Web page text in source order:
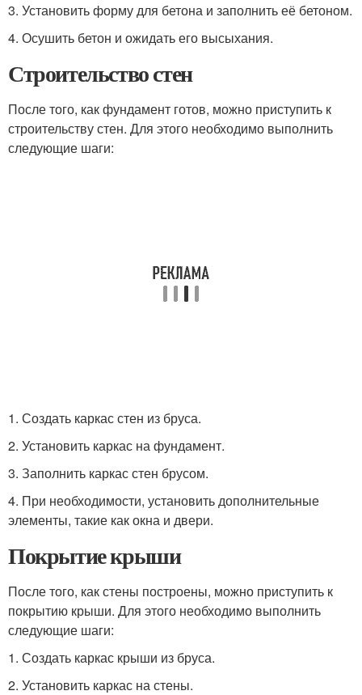
3. Установить форму для бетона и заполнить её бетоном.
4. Осушить бетон и ожидать его высыхания.
Строительство стен
После того, как фундамент готов, можно приступить к
строительству стен. Для этого необходимо выполнить
следующие шаги:
1. Создать каркас стен из бруса.
2. Установить каркас на фундамент.
3. Заполнить каркас стен брусом.
4. При необходимости, установить дополнительные
элементы, такие как окна и двери.
Покрытие крыши
После того, как стены построены, можно приступить к
покрытию крыши. Для этого необходимо выполнить
следующие шаги:
1. Создать каркас крыши из бруса.
2. Установить каркас на стены.